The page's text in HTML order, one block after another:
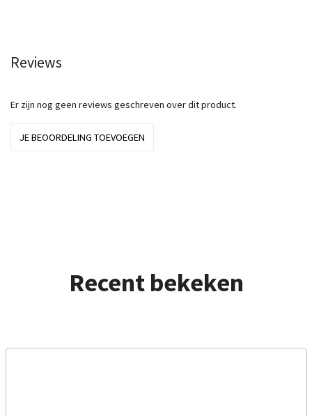
Reviews
Er zijn nog geen reviews geschreven over dit product.
JE BEOORDELING TOEVOEGEN
Recent bekeken